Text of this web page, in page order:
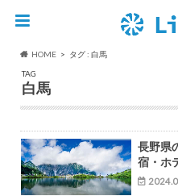
HOME
タグ : 白馬
TAG
白馬
長野県
宿・ホ